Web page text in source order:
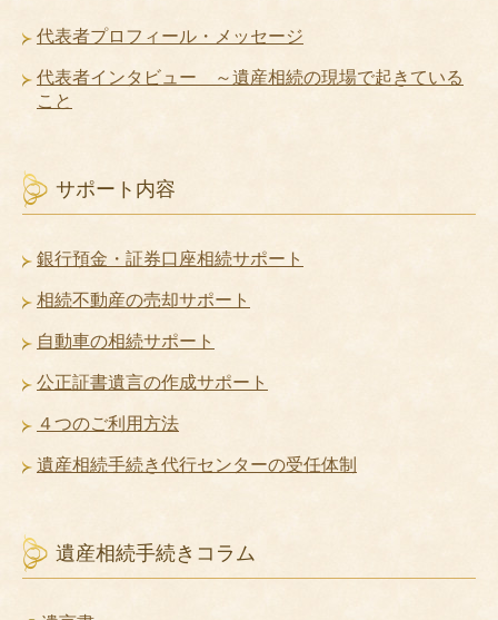
代表者プロフィール・メッセージ
代表者インタビュー ～遺産相続の現場で起きている
こと
サポート内容
銀行預金・証券口座相続サポート
相続不動産の売却サポート
自動車の相続サポート
公正証書遺言の作成サポート
４つのご利用方法
遺産相続手続き代行センターの受任体制
遺産相続手続きコラム